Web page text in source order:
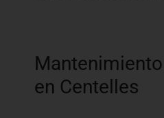
en Centelles